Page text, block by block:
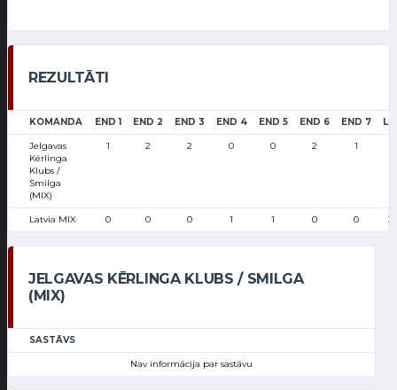
REZULTĀTI
KOMANDA END 1 END 2 END 3 END 4 END 5 END 6 END 7
Jelgavas
Kērlinga
Klubs /
Smilga
(MIX)
1 2 2 0 0 2 1
Latvia MIX 0 0 0 1 1 0 0
JELGAVAS KĒRLINGA KLUBS / SMILGA
(MIX)
SASTĀVS
Nav informācija par sastāvu